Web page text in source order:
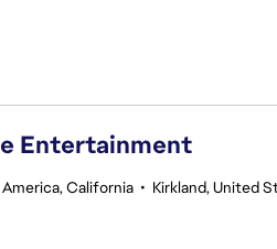
Entertainment
California • Kirkland, United